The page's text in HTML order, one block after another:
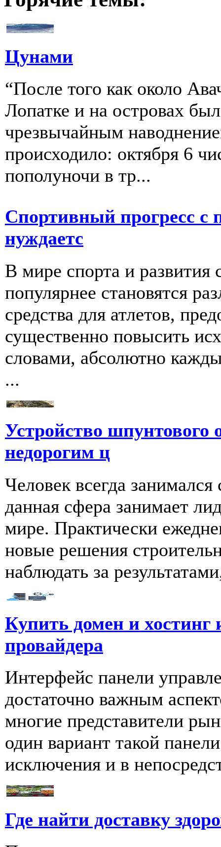
Цунами
“После того как около
Лопатке и на островах
чрезвычайным
происходило: октября 6
пополуночи в тр...
Спортивный прогресс с
нуждаетс
В мире спорта и развития
популярнее становятся
средства для атлетов,
существенно повысить
словами, абсолютно
...
Устройство шпунтового
недорогим ц
Человек всегда
данная сфера занимает
мире. Практически
новые решения
наблюдать за
Купить домен и хостинг
провайдера
Интерфейс панели
достаточно важным
многие представители
один вариант такой
исключения и в
Где найти доставку